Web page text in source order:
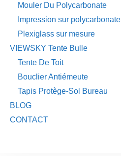
Mouler Du Polycarbonate
Impression sur polycarbonate
Plexiglass sur mesure
VIEWSKY Tente Bulle
Tente De Toit
Bouclier Antiémeute
Tapis Protège-Sol Bureau
BLOG
CONTACT